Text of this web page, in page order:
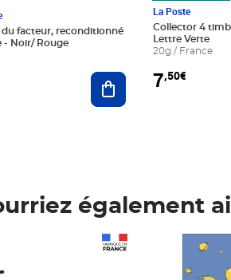
du facteur, reconditionné
- Noir/ Rouge
Ajouter au panier
La Poste
Collector 4
Lettre Verte
20g / France
7,50€
également
Prix 7,50€